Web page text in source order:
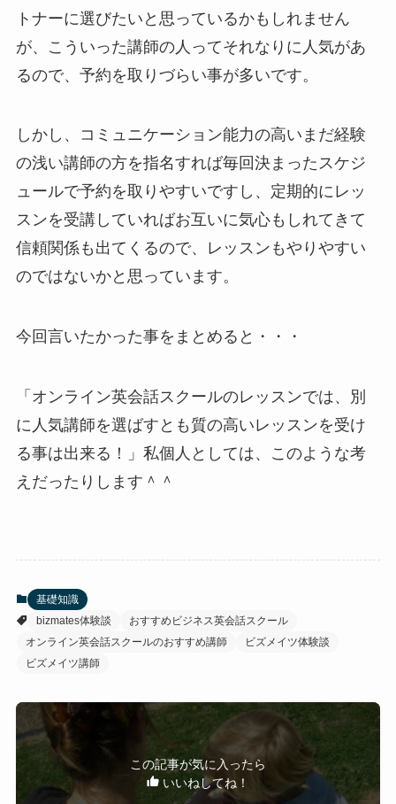
トナーに選びたいと思っているかもしれません
が、こういった講師の人ってそれなりに人気があ
るので、予約を取りづらい事が多いです。
しかし、コミュニケーション能力の高いまだ経験
の浅い講師の方を指名すれば毎回決まったスケジ
ュールで予約を取りやすいですし、定期的にレッ
スンを受講していればお互いに気心もしれてきて
信頼関係も出てくるので、レッスンもやりやすい
のではないかと思っています。
今回言いたかった事をまとめると・・・
「オンライン英会話スクールのレッスンでは、別
に人気講師を選ばすとも質の高いレッスンを受け
る事は出来る！」私個人としては、このような考
えだったりします＾＾
基礎知識
bizmates体験談
おすすめビジネス英会話スクール
オンライン英会話スクールのおすすめ講師
ビズメイツ体験談
ビズメイツ講師
この記事が気に入ったら
いいねしてね！